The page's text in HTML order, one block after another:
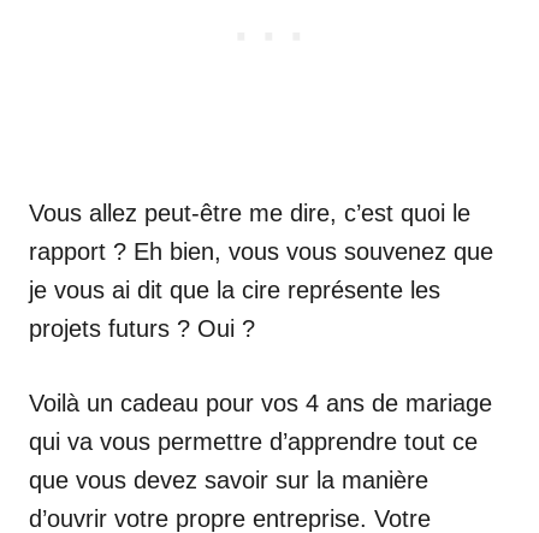
Vous allez peut-être me dire, c’est quoi le
rapport ? Eh bien, vous vous souvenez que
je vous ai dit que la cire représente les
projets futurs ? Oui ?
Voilà un cadeau pour vos 4 ans de mariage
qui va vous permettre d’apprendre tout ce
que vous devez savoir sur la manière
d’ouvrir votre propre entreprise. Votre